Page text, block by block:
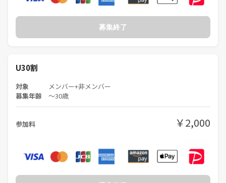
募集終了
U30割
対象 メンバー+非メンバー
募集年齢 〜30歳
参加料 ￥2,000